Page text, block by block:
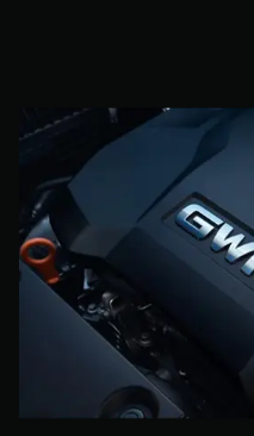
Расширяя границы комфорта
от 6 149 000 ₽
Масштаб возможностей